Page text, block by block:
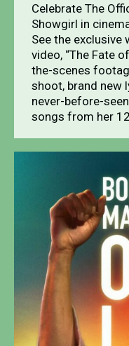
Celebrate The
Showgirl in
See the
video, “The Fate
the-scenes
shoot, brand new
never-before-
songs from her